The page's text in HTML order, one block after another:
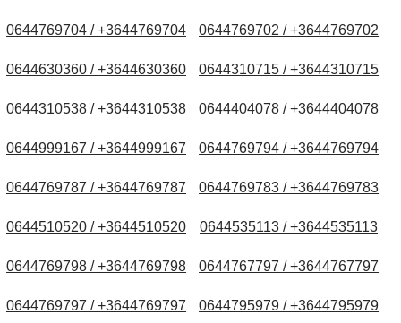
0644769704 / +3644769704 0644769702 / +3644769702
0644630360 / +3644630360 0644310715 / +3644310715
0644310538 / +3644310538 0644404078 / +3644404078
0644999167 / +3644999167 0644769794 / +3644769794
0644769787 / +3644769787 0644769783 / +3644769783
0644510520 / +3644510520 0644535113 / +3644535113
0644769798 / +3644769798 0644767797 / +3644767797
0644769797 / +3644769797 0644795979 / +3644795979